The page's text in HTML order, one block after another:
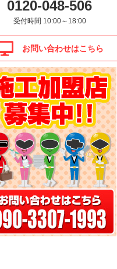
0120-048-506
受付時間 10:00～18:00
お問い合わせはこちら